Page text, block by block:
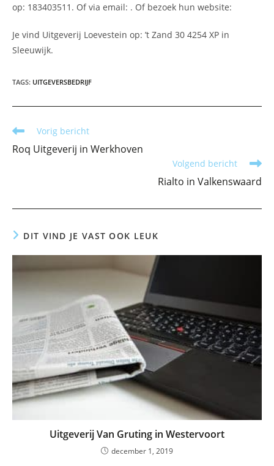
op: 183403511. Of via email: . Of bezoek hun website:
Je vind Uitgeverij Loevestein op: ’t Zand 30 4254 XP in
Sleeuwijk.
TAGS: UITGEVERSBEDRIJF
Lees
artikelen
Vorig bericht
Roq Uitgeverij in Werkhoven
Volgend bericht
Rialto in Valkenswaard
DIT VIND JE VAST OOK LEUK
Uitgeverij Van Gruting in Westervoort
december 1, 2019